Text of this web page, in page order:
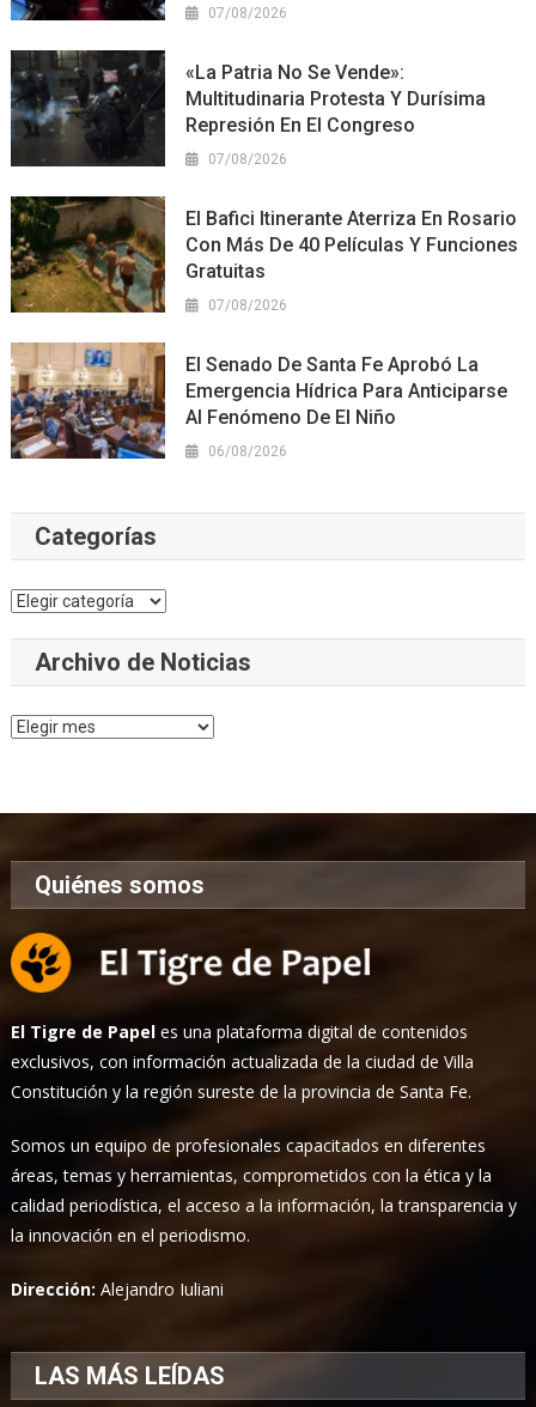
07/08/2026
«La Patria No Se Vende»:
Multitudinaria Protesta Y Durísima
Represión En El Congreso
07/08/2026
El Bafici Itinerante Aterriza En Rosario
Con Más De 40 Películas Y Funciones
Gratuitas
07/08/2026
El Senado De Santa Fe Aprobó La
Emergencia Hídrica Para Anticiparse
Al Fenómeno De El Niño
06/08/2026
Categorías
Categorías
Archivo de Noticias
Archivo
Quiénes somos
El Tigre de Papel es una plataforma digital de contenidos
exclusivos, con información actualizada de la ciudad de Villa
Constitución y la región sureste de la provincia de Santa Fe.
Somos un equipo de profesionales capacitados en diferentes
áreas, temas y herramientas, comprometidos con la ética y la
calidad periodística, el acceso a la información, la transparencia y
la innovación en el periodismo.
Dirección:Alejandro Iuliani
LAS MÁS LEÍDAS